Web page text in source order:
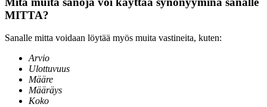
MITTA?
Sanalle mitta voidaan löytää myös muita vastineita, kuten:
Arvio
Ulottuvuus
Määre
Määräys
Koko